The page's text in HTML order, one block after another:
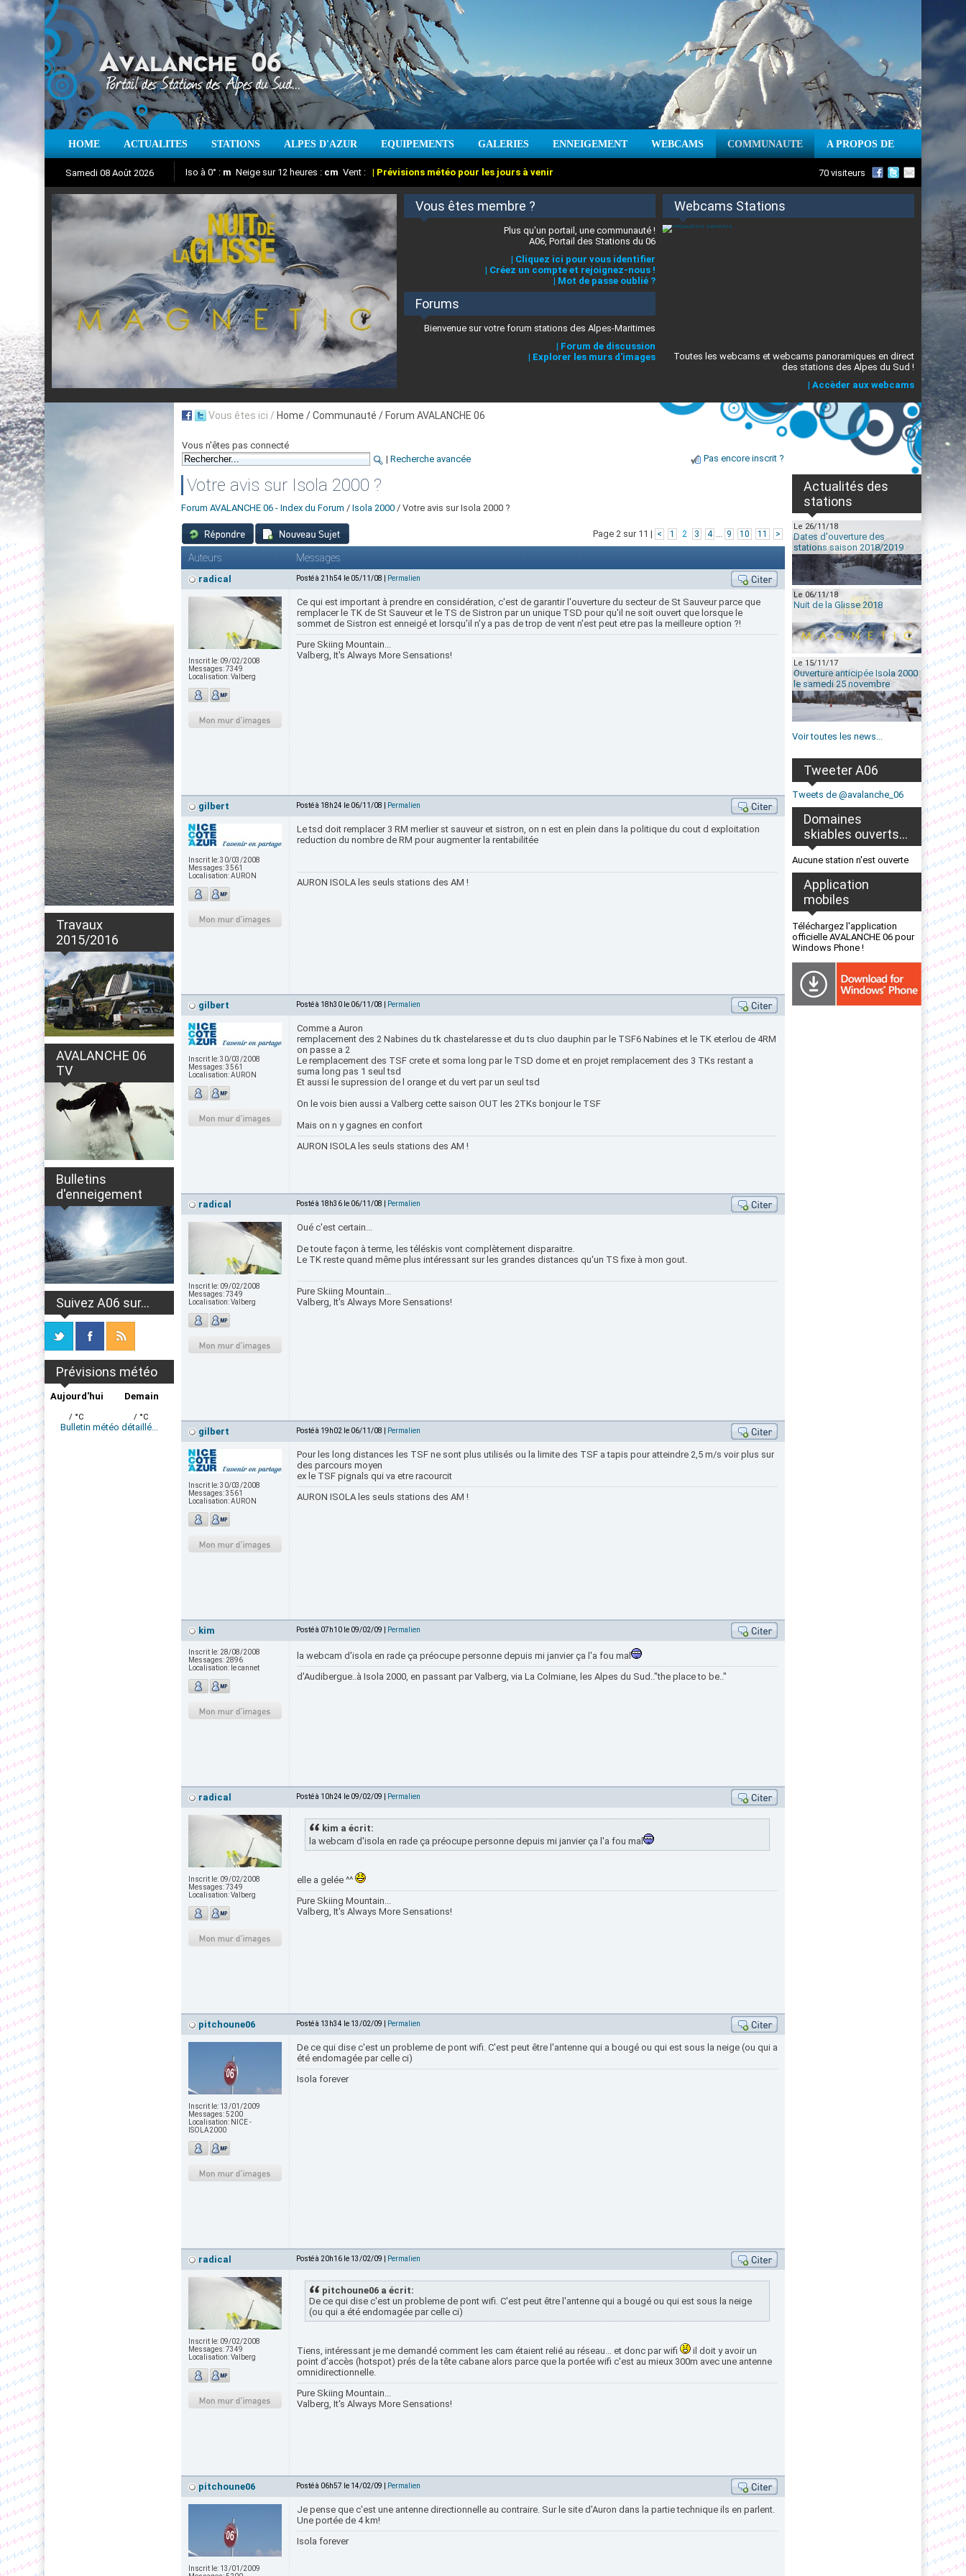
HOME ACTUALITES STATIONS ALPES D'AZUR EQUIPEMENTS GALERIES ENNEIGEMENT WEBCAMS COMMUNAUTE A PROPOS DE
Samedi 08 Août 2026
Aujourd'hui : T° Min : °C T° Max :°C Prévisions météo pour les jours à venir
Iso à 0° : m Neige sur 12 heures : cm Vent : | Prévisions météo pour les jours à venir
Suivez en direct l'actualité des stations des Alpes-Maritimes
70 visiteurs
Nuit de la Glisse 2018 Vous êtes membre ?
Plus qu'un portail, une communauté !
A06, Portail des Stations du 06
| Cliquez ici pour vous identifier
| Créez un compte et rejoignez-nous !
| Mot de passe oublié ?
Forums
Bienvenue sur votre forum stations des Alpes-Maritimes
| Forum de discussion
| Explorer les murs d'images
Webcams Stations
Toutes les webcams et webcams panoramiques en direct
des stations des Alpes du Sud !
| Accèder aux webcams
Travaux
2015/2016
AVALANCHE 06
TV
Bulletins
d'enneigement
Suivez A06 sur...
Prévisions météo
Aujourd'hui
/ °C
Demain
/ °C
Bulletin météo détaillé...
Vous êtes ici / Home / Communauté / Forum AVALANCHE 06
Vous n'êtes pas connecté
| Recherche avancée Pas encore inscrit ?
Votre avis sur Isola 2000 ?
Forum AVALANCHE 06 - Index du Forum / Isola 2000 / Votre avis sur Isola 2000 ?
Page 2 sur 11 | < 1 2 3 4 ... 9 10 11 >
Auteurs Messages
radical Posté à 21h54 le 05/11/08 | Permalien
Inscrit le: 09/02/2008
Messages:7349
Localisation:Valberg
Ce qui est important à prendre en considération, c'est de garantir l'ouverture du secteur de St Sauveur parce que
remplacer le TK de St Sauveur et le TS de Sistron par un unique TSD pour qu'il ne soit ouvert que lorsque le
sommet de Sistron est enneigé et lorsqu'il n'y a pas de trop de vent n'est peut etre pas la meilleure option ?!
Pure Skiing Mountain...
Valberg, It's Always More Sensations!
gilbert Posté à 18h24 le 06/11/08 | Permalien
Inscrit le:30/03/2008
Messages:3561
Localisation:AURON
Le tsd doit remplacer 3 RM merlier st sauveur et sistron, on n est en plein dans la politique du cout d exploitation
reduction du nombre de RM pour augmenter la rentabilitée
AURON ISOLA les seuls stations des AM !
gilbert Posté à 18h30 le 06/11/08 | Permalien
Inscrit le:30/03/2008
Messages:3561
Localisation:AURON
Comme a Auron
remplacement des 2 Nabines du tk chastelaresse et du ts cluo dauphin par le TSF6 Nabines et le TK eterlou de 4RM
on passe a 2
Le remplacement des TSF crete et soma long par le TSD dome et en projet remplacement des 3 TKs restant a
suma long pas 1 seul tsd
Et aussi le supression de l orange et du vert par un seul tsd
On le vois bien aussi a Valberg cette saison OUT les 2TKs bonjour le TSF
Mais on n y gagnes en confort
AURON ISOLA les seuls stations des AM !
radical Posté à 18h36 le 06/11/08 | Permalien
Inscrit le: 09/02/2008
Messages:7349
Localisation:Valberg
Oué c'est certain...
De toute façon à terme, les téléskis vont complètement disparaitre.
Le TK reste quand même plus intéressant sur les grandes distances qu'un TS fixe à mon gout.
Pure Skiing Mountain...
Valberg, It's Always More Sensations!
gilbert Posté à 19h02 le 06/11/08 | Permalien
Inscrit le:30/03/2008
Messages:3561
Localisation:AURON
Pour les long distances les TSF ne sont plus utilisés ou la limite des TSF a tapis pour atteindre 2,5 m/s voir plus sur
des parcours moyen
ex le TSF pignals qui va etre racourcit
AURON ISOLA les seuls stations des AM !
kim Posté à 07h10 le 09/02/09 | Permalien
Inscrit le: 28/08/2008
Messages: 2896
Localisation: le cannet
la webcam d'isola en rade ça préocupe personne depuis mi janvier ça l'a fou mal
d'Audibergue..à Isola 2000, en passant par Valberg, via La Colmiane, les Alpes du Sud.."the place to be.."
radical Posté à 10h24 le 09/02/09 | Permalien
Inscrit le: 09/02/2008
Messages:7349
Localisation:Valberg
kim a écrit:
la webcam d'isola en rade ça préocupe personne depuis mi janvier ça l'a fou mal
elle a gelée ^^
Pure Skiing Mountain...
Valberg, It's Always More Sensations!
pitchoune06 Posté à 13h34 le 13/02/09 | Permalien
Inscrit le: 13/01/2009
Messages:5200
Localisation: NICE -
ISOLA2000
De ce qui dise c'est un probleme de pont wifi. C'est peut être l'antenne qui a bougé ou qui est sous la neige (ou qui a
été endomagée par celle ci)
Isola forever
radical Posté à 20h16 le 13/02/09 | Permalien
Inscrit le: 09/02/2008
Messages:7349
Localisation:Valberg
pitchoune06 a écrit:
De ce qui dise c'est un probleme de pont wifi. C'est peut être l'antenne qui a bougé ou qui est sous la neige
(ou qui a été endomagée par celle ci)
Tiens, intéressant je me demandé comment les cam étaient relié au réseau... et donc par wifi
il doit y avoir un
point d’accès (hotspot) prés de la tête cabane alors parce que la portée wifi c'est au mieux 300m avec une antenne
omnidirectionnelle.
Pure Skiing Mountain...
Valberg, It's Always More Sensations!
pitchoune06 Posté à 06h57 le 14/02/09 | Permalien
Inscrit le: 13/01/2009
Je pense que c'est une antenne directionnelle au contraire. Sur le site d'Auron dans la partie technique ils en parlent.
Une portée de 4 km!
Isola forever
Actualités des
stations
Le 26/11/18
Dates d'ouverture des
stations saison 2018/2019
Le 06/11/18
Nuit de la Glisse 2018
Le 15/11/17
Ouverture anticipée Isola 2000
le samedi 25 novembre
Voir toutes les news...
Tweeter A06
Tweets de @avalanche_06
Domaines
skiables ouverts...
Aucune station n'est ouverte
Application
mobiles
Téléchargez l'application
officielle AVALANCHE 06 pour
Windows Phone !